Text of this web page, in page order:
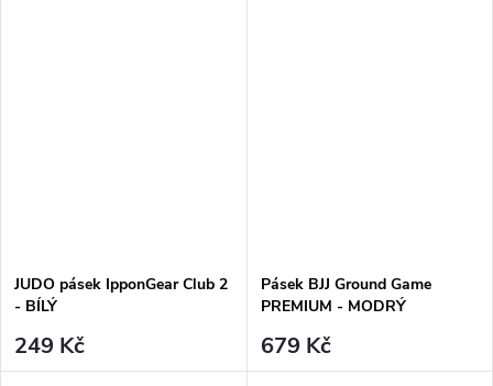
JUDO pásek IpponGear Club 2
- BÍLÝ
249 Kč
Pásek BJJ Ground Game
PREMIUM - MODRÝ
679 Kč